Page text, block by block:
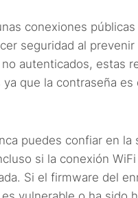
conexiones
seguridad al
autenticados, estas
ya que la contraseña es
puedes confiar en la
si la conexión
Si el firmware del